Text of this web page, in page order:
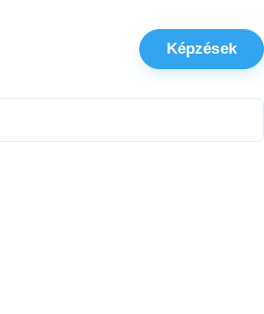
Képzések